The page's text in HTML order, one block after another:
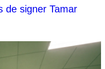
de signer Tamar